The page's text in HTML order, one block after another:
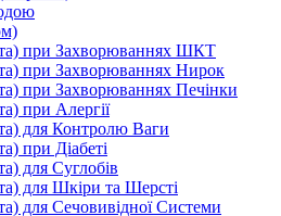
при Захворюваннях ШКТ
при Захворюваннях Нирок
при Захворюваннях Печінки
при Алергії
для Контролю Ваги
при Діабеті
для Суглобів
для Шкіри та Шерсті
для Сечовивідної Системи